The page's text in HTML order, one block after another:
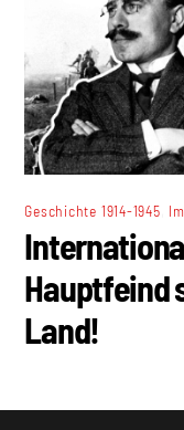
Geschichte 1914-1945
Hauptfeind
Land!